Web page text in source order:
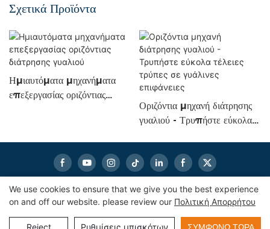
Σχετικά Προϊόντα
Ημιαυτόματα μηχανήματα
επεξεργασίας οριζόντιας
Οριζόντια μηχανή διάτρησης
γυαλιού - Τρυπήστε εύκολα
Πνευματικά δικαιώματα © 2025eworldmachinery.com Χάρτης
ιστότοπου
Πολιτική Απορρήτου
We use cookies to ensure that we give you the best experience
on and off our website. please review our Πολιτική Απορρήτου
Reject Ρυθμίσεις μπισκότων